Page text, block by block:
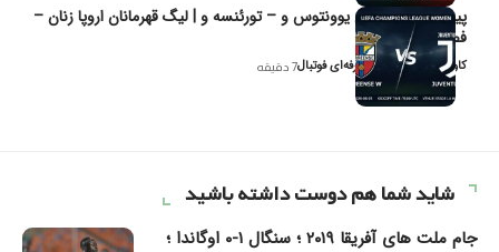
پیش‌بینی و تحلیل یوونتوس و – تورئنسه و | لیگ قهرمانان اروپا زنان –
فصل ۲۰۲۶
کاوه نیک‌فر، تحلیل‌گر حرفه‌ای فوتبال7 دقیقه
شاید شما هم دوست داشته باشید
جام ملت های آفریقا ۲۰۱۹ ؛ سنگال ۱-۰ اوگاندا ؛